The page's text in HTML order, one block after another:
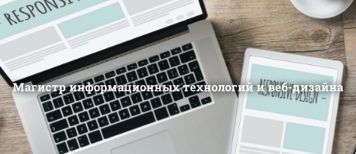
Магистр информационных технологий и веб-дизайна